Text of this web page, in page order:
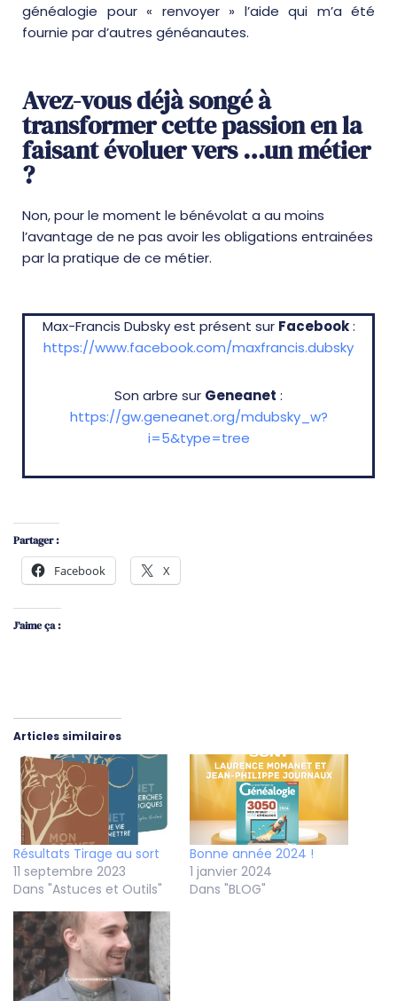
généalogie pour « renvoyer » l’aide qui m’a été
fournie par d’autres généanautes.
Avez-vous déjà songé à
transformer cette passion en la
faisant évoluer vers …un métier
?
Non, pour le moment le bénévolat a au moins
l’avantage de ne pas avoir les obligations entrainées
par la pratique de ce métier.
Max-Francis Dubsky est présent sur Facebook:
https://www.facebook.com/maxfrancis.dubsky
Son arbre sur Geneanet :
https://gw.geneanet.org/mdubsky_w?
i=5&type=tree
Partager :
Facebook X
J’aime ça :
Articles similaires
Résultats Tirage au sort
11 septembre 2023
Dans "Astuces et Outils"
Bonne année 2024 !
1 janvier 2024
Dans "BLOG"